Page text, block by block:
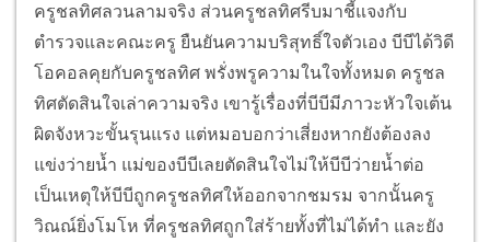
ครูชลทิศลวนลามจริง ส่วนครูชลทิศรีบมาชี้แจงกับ
ตำรวจและคณะครู ยืนยันความบริสุทธิ์ใจตัวเอง บีบีได้วิดี
โอคอลคุยกับครูชลทิศ พรั่งพรูความในใจทั้งหมด ครูชล
ทิศตัดสินใจเล่าความจริง เขารู้เรื่องที่บีบีมีภาวะหัวใจเต้น
ผิดจังหวะขั้นรุนแรง แต่หมอบอกว่าเสี่ยงหากยังต้องลง
แข่งว่ายน้ำ แม่ของบีบีเลยตัดสินใจไม่ให้บีบีว่ายน้ำต่อ
เป็นเหตุให้บีบีถูกครูชลทิศให้ออกจากชมรม จากนั้นครู
วิณณ์ยิ่งโมโห ที่ครูชลทิศถูกใส่ร้ายทั้งที่ไม่ได้ทำ และยัง